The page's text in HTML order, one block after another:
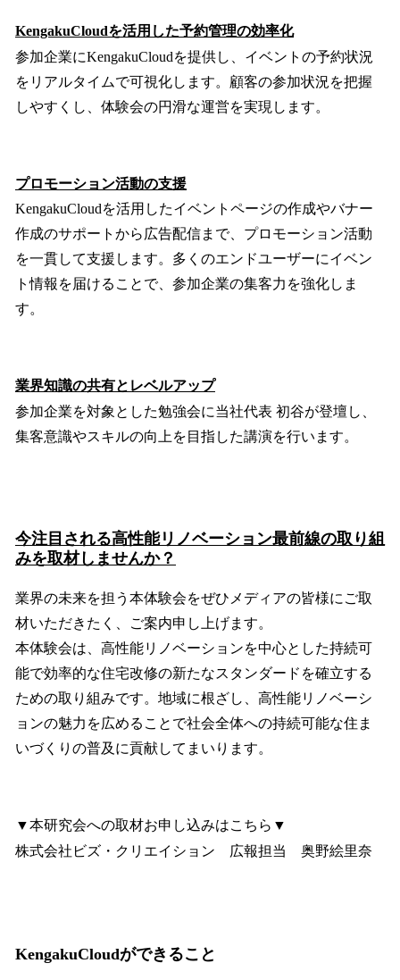
KengakuCloudを活用した予約管理の効率化
参加企業にKengakuCloudを提供し、イベントの予約状況
をリアルタイムで可視化します。顧客の参加状況を把握
しやすくし、体験会の円滑な運営を実現します。
プロモーション活動の支援
KengakuCloudを活用したイベントページの作成やバナー
作成のサポートから広告配信まで、プロモーション活動
を一貫して支援します。多くのエンドユーザーにイベン
ト情報を届けることで、参加企業の集客力を強化しま
す。
業界知識の共有とレベルアップ
参加企業を対象とした勉強会に当社代表 初谷が登壇し、
集客意識やスキルの向上を目指した講演を行います。
今注目される高性能リノベーション最前線の取り組
みを取材しませんか？
業界の未来を担う本体験会をぜひメディアの皆様にご取
材いただきたく、ご案内申し上げます。
本体験会は、高性能リノベーションを中心とした持続可
能で効率的な住宅改修の新たなスタンダードを確立する
ための取り組みです。地域に根ざし、高性能リノベーシ
ョンの魅力を広めることで社会全体への持続可能な住ま
いづくりの普及に貢献してまいります。
▼本研究会への取材お申し込みはこちら▼
株式会社ビズ・クリエイション 広報担当 奥野絵里奈
KengakuCloudができること